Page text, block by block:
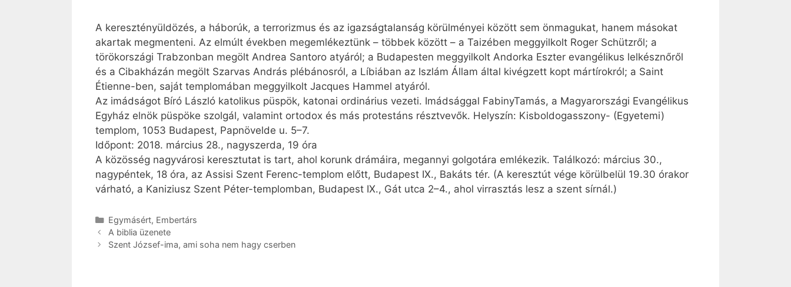
A keresztényüldözés, a háborúk, a terrorizmus és az igazságtalanság körülményei között sem önmagukat, hanem másokat
akartak megmenteni. Az elmúlt években megemlékeztünk – többek között – a Taizében meggyilkolt Roger Schützről; a
törökországi Trabzonban megölt Andrea Santoro atyáról; a Budapesten meggyilkolt Andorka Eszter evangélikus lelkésznőről
és a Cibakházán megölt Szarvas András plébánosról, a Líbiában az Iszlám Állam által kivégzett kopt mártírokról; a Saint
Étienne-ben, saját templomában meggyilkolt Jacques Hammel atyáról.
Az imádságot Bíró László katolikus püspök, katonai ordi­ná­rius vezeti. Imádsággal FabinyTamás, a Magyarországi Evangélikus
Egyház elnök püspöke szolgál, valamint ortodox és más protestáns résztvevők. Helyszín: Kis­bol­dog­asszony- (Egyetemi)
templom, 1053 Budapest, Papnövelde u. 5–7.
Időpont: 2018. március 28., nagyszerda, 19 óra
A közösség nagyvárosi keresztutat is tart, ahol korunk drámáira, megannyi golgotára emlékezik. Találkozó: március 30.,
nagypéntek, 18 óra, az Assisi Szent Ferenc-templom előtt, Budapest IX., Bakáts tér. (A keresztút vége körülbelül 19.30 órakor
várható, a Kaniziusz Szent Péter-templomban, Budapest IX., Gát utca 2–4., ahol virrasztás lesz a szent sírnál.)
Kategória
Egymásért, Embertárs
A biblia üzenete
Szent József-ima, ami soha nem hagy cserben